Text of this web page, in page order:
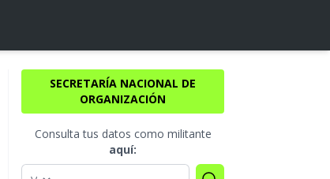
SECRETARÍA NACIONAL DE
ORGANIZACIÓN
Consulta tus datos como militante
aquí: